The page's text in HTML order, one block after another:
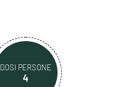
DOSI PERSONE
4